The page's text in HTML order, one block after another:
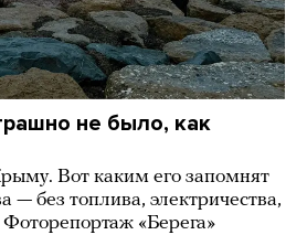
не было, как
Вот каким его запомнят
— без топлива, электричества,
«Берега»